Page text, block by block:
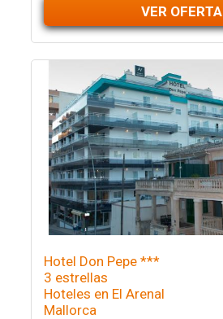
VER OFERTA
Hotel Don Pepe ***
3 estrellas
Hoteles en El Arenal
Mallorca